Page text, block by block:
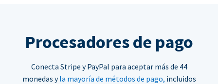
Procesadores de pago
Conecta Stripe y PayPal para aceptar más de 44
monedas yla mayoría de métodos de pago, incluidos